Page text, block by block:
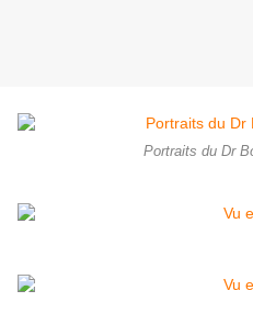
Portraits du Dr